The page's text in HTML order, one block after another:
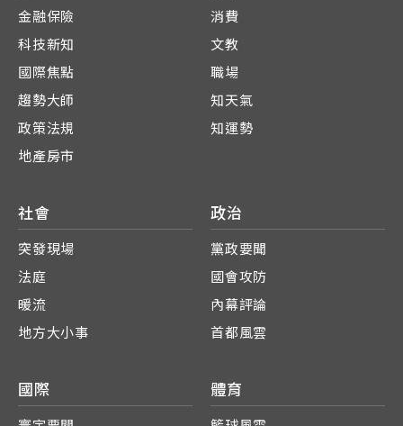
金融保險
科技新知
國際焦點
趨勢大師
政策法規
地產房市
消費
文教
職場
知天氣
知運勢
社會
突發現場
法庭
暖流
地方大小事
政治
黨政要聞
國會攻防
內幕評論
首都風雲
國際 體育